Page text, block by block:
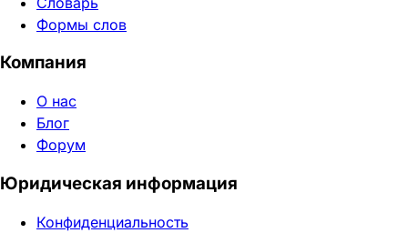
Формы слов
Компания
О нас
Блог
Форум
Юридическая информация
Конфиденциальность